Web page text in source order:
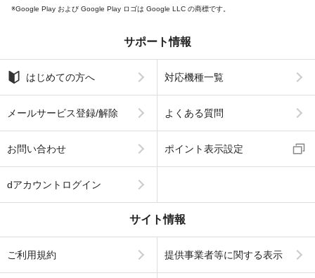
Google Play および Google Play ロゴは Google LLC の商標です。
サポート情報
はじめての方へ 対応機種一覧
メールサービス登録/解除 よくある質問
お問い合わせ ポイント表示設定
dアカウントログイン
サイト情報
ご利用規約 提供事業者等に関する表示